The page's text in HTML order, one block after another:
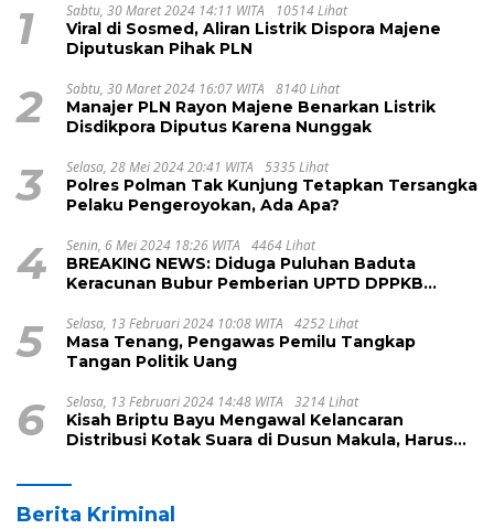
1 Sabtu, 30 Maret 2024 14:11 WITA 10514 Lihat
Viral di Sosmed, Aliran Listrik Dispora Majene
Diputuskan Pihak PLN
2 Sabtu, 30 Maret 2024 16:07 WITA 8140 Lihat
Manajer PLN Rayon Majene Benarkan Listrik
Disdikpora Diputus Karena Nunggak
3 Selasa, 28 Mei 2024 20:41 WITA 5335 Lihat
Polres Polman Tak Kunjung Tetapkan Tersangka
Pelaku Pengeroyokan, Ada Apa?
4 Senin, 6 Mei 2024 18:26 WITA 4464 Lihat
BREAKING NEWS: Diduga Puluhan Baduta
Keracunan Bubur Pemberian UPTD DPPKB
5 Selasa, 13 Februari 2024 10:08 WITA 4252 Lihat
Masa Tenang, Pengawas Pemilu Tangkap
Tangan Politik Uang
6 Selasa, 13 Februari 2024 14:48 WITA 3214 Lihat
Kisah Briptu Bayu Mengawal Kelancaran
Distribusi Kotak Suara di Dusun Makula, Harus
Berita Kriminal